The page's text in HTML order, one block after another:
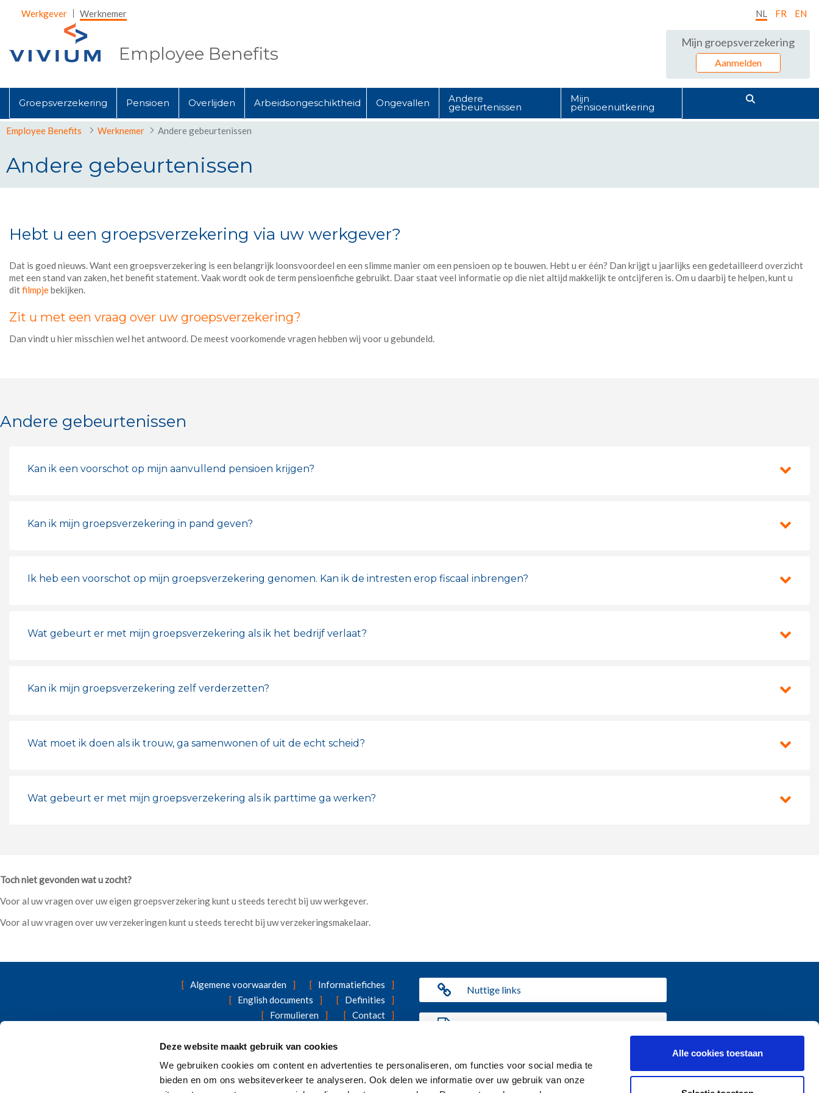
Deze website maakt gebruik van cookies
We gebruiken cookies om content en advertenties te personaliseren, om functies voor social media te
bieden en om ons websiteverkeer te analyseren. Ook delen we informatie over uw gebruik van onze
Alle cookies toestaan
Skip to Main Content
Werkgever Werknemer NL FR EN
Employee Benefits
Mijn groepsverzekering
Aanmelden
Groepsverzekering Pensioen Overlijden Arbeidsongeschiktheid Ongevallen Andere
gebeurtenissen
Mijn
pensioenuitkering
Employee Benefits Werknemer Andere gebeurtenissen
Andere gebeurtenissen
Hebt u een groepsverzekering via uw werkgever?
Dat is goed nieuws. Want een groepsverzekering is een belangrijk loonsvoordeel en een slimme manier om een pensioen op te bouwen. Hebt u er één? Dan krijgt u jaarlijks een gedetailleerd overzicht
met een stand van zaken, het benefit statement. Vaak wordt ook de term pensioenfiche gebruikt. Daar staat veel informatie op die niet altijd makkelijk te ontcijferen is. Om u daarbij te helpen, kunt u
ditfilmpjebekijken.
Zit u met een vraag over uw groepsverzekering?
Dan vindt u hier misschien wel het antwoord. De meest voorkomende vragen hebben wij voor u gebundeld.
Andere gebeurtenissen
Kan ik een voorschot op mijn aanvullend pensioen krijgen?
Kan ik mijn groepsverzekering in pand geven?
Ik heb een voorschot op mijn groepsverzekering genomen. Kan ik de intresten erop fiscaal inbrengen?
Wat gebeurt er met mijn groepsverzekering als ik het bedrijf verlaat?
Kan ik mijn groepsverzekering zelf verderzetten?
Wat moet ik doen als ik trouw, ga samenwonen of uit de echt scheid?
Wat gebeurt er met mijn groepsverzekering als ik parttime ga werken?
Toch niet gevonden wat u zocht?
Voor al uw vragen over uw eigen groepsverzekering kunt u steeds terecht bij uw werkgever.
Voor al uw vragen over uw verzekeringen kunt u steeds terecht bij uw verzekeringsmakelaar.
Algemene voorwaarden
Informatiefiches
English documents
Definities
Formulieren
Contact
Nuttige links
Op zoek naar andere verzekeringsproducten van Vivium dan de groepsverzekering? U vindt alle informatie terug op